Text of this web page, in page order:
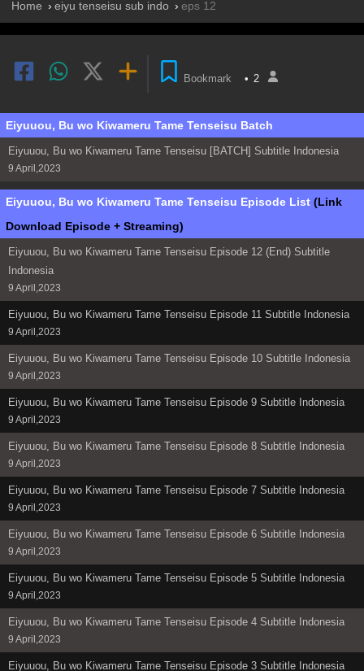
Home eiyu tenseisu sub indo eps 12
Bookmark • 2
Eiyuuou, Bu wo Kiwameru Tame Tenseisu Batch
Eiyuuou, Bu wo Kiwameru Tame Tenseisu [BATCH] Subtitle Indonesia
9 April,2023
Eiyuuou, Bu wo Kiwameru Tame Tenseisu Episode List (Link
Download Episode + Streaming)
Eiyuuou, Bu wo Kiwameru Tame Tenseisu Episode 12 (End) Subtitle
Indonesia
9 April,2023
Eiyuuou, Bu wo Kiwameru Tame Tenseisu Episode 11 Subtitle Indonesia
9 April,2023
Eiyuuou, Bu wo Kiwameru Tame Tenseisu Episode 10 Subtitle Indonesia
9 April,2023
Eiyuuou, Bu wo Kiwameru Tame Tenseisu Episode 9 Subtitle Indonesia
9 April,2023
Eiyuuou, Bu wo Kiwameru Tame Tenseisu Episode 8 Subtitle Indonesia
9 April,2023
Eiyuuou, Bu wo Kiwameru Tame Tenseisu Episode 7 Subtitle Indonesia
9 April,2023
Eiyuuou, Bu wo Kiwameru Tame Tenseisu Episode 6 Subtitle Indonesia
9 April,2023
Eiyuuou, Bu wo Kiwameru Tame Tenseisu Episode 5 Subtitle Indonesia
9 April,2023
Eiyuuou, Bu wo Kiwameru Tame Tenseisu Episode 4 Subtitle Indonesia
9 April,2023
Eiyuuou, Bu wo Kiwameru Tame Tenseisu Episode 3 Subtitle Indonesia